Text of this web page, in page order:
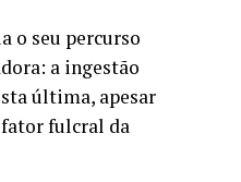
o seu percurso
a ingestão
última, apesar
fulcral da